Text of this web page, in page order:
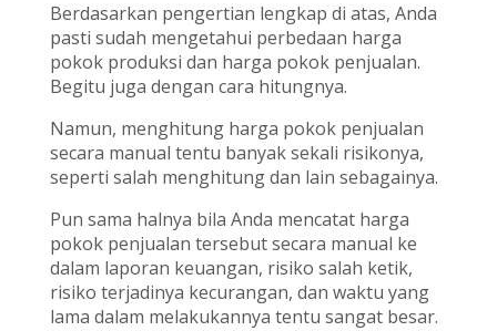
Berdasarkan pengertian lengkap di atas, Anda
pasti sudah mengetahui perbedaan harga
pokok produksi dan harga pokok penjualan.
Begitu juga dengan cara hitungnya.
Namun, menghitung harga pokok penjualan
secara manual tentu banyak sekali risikonya,
seperti salah menghitung dan lain sebagainya.
Pun sama halnya bila Anda mencatat harga
pokok penjualan tersebut secara manual ke
dalam laporan keuangan, risiko salah ketik,
risiko terjadinya kecurangan, dan waktu yang
lama dalam melakukannya tentu sangat besar.